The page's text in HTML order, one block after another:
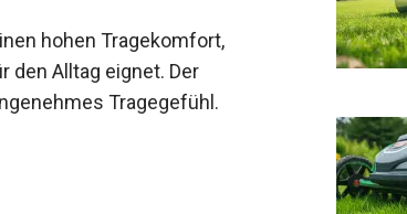
hohen Tragekomfort,
den Alltag eignet. Der
Tragegefühl.